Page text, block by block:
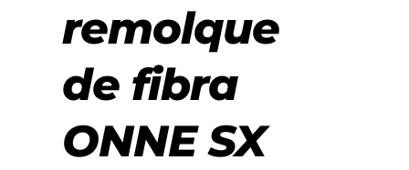
remolque
de fibra
ONNE SX